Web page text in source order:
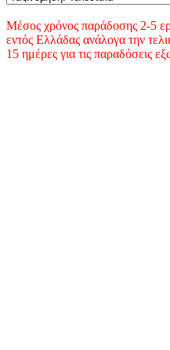
Μέσος χρόνος παράδοσης 2-5
εντός Ελλάδας ανάλογα την
15 ημέρες για τις παραδόσεις